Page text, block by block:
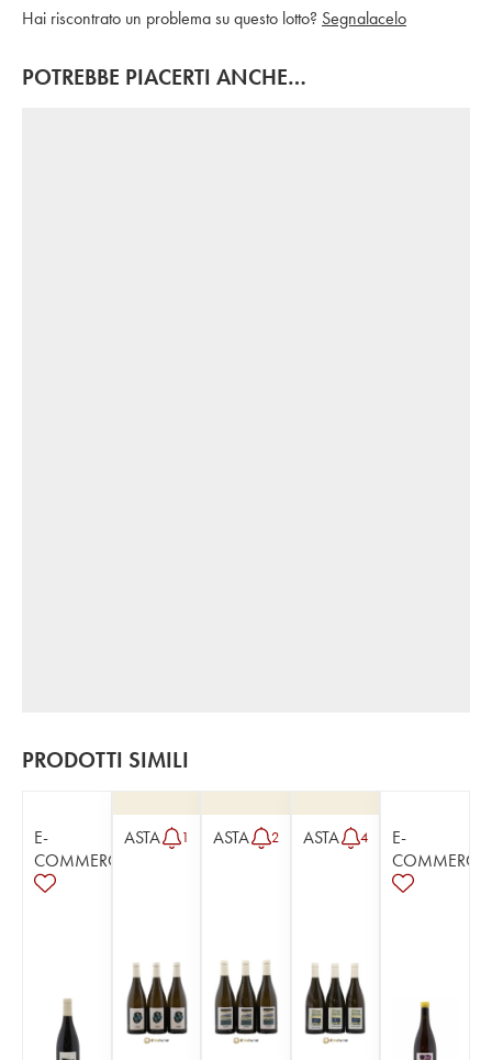
Hai riscontrato un problema su questo lotto? Segnalacelo
POTREBBE PIACERTI ANCHE…
PRODOTTI SIMILI
E-
COMMERCE
ASTA 1 ASTA 2 ASTA 4
E-
COMMERCE